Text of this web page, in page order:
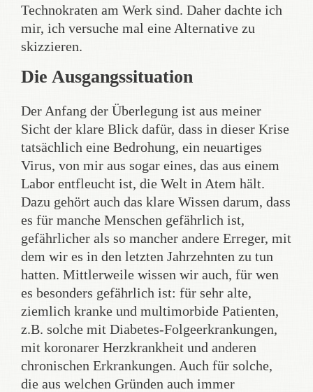
Technokraten am Werk sind. Daher dachte ich
mir, ich versuche mal eine Alternative zu
skizzieren.
Die Ausgangssituation
Der Anfang der Überlegung ist aus meiner
Sicht der klare Blick dafür, dass in dieser Krise
tatsächlich eine Bedrohung, ein neuartiges
Virus, von mir aus sogar eines, das aus einem
Labor entfleucht ist, die Welt in Atem hält.
Dazu gehört auch das klare Wissen darum, dass
es für manche Menschen gefährlich ist,
gefährlicher als so mancher andere Erreger, mit
dem wir es in den letzten Jahrzehnten zu tun
hatten. Mittlerweile wissen wir auch, für wen
es besonders gefährlich ist: für sehr alte,
ziemlich kranke und multimorbide Patienten,
z.B. solche mit Diabetes-Folgeerkrankungen,
mit koronarer Herzkrankheit und anderen
chronischen Erkrankungen. Auch für solche,
die aus welchen Gründen auch immer